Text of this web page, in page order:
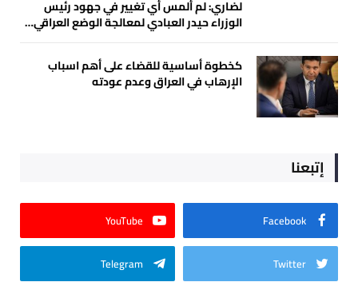
لضاري: لم ألمس أي تغيير في جهود رئيس
الوزراء حيدر العبادي لمعالجة الوضع العراقي…
كخطوة أساسية للقضاء على أهم اسباب
الإرهاب في العراق وعدم عودته
إتبعنا
Facebook
YouTube
Twitter
Telegram